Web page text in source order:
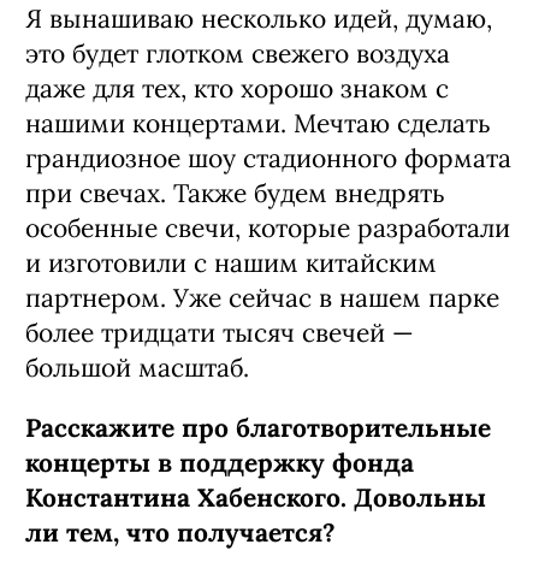
Я вынашиваю несколько идей, думаю,
это будет глотком свежего воздуха
даже для тех, кто хорошо знаком с
нашими концертами. Мечтаю сделать
грандиозное шоу стадионного формата
при свечах. Также будем внедрять
особенные свечи, которые разработали
и изготовили с нашим китайским
партнером. Уже сейчас в нашем парке
более тридцати тысяч свечей —
большой масштаб.
Расскажите про благотворительные
концерты в поддержку фонда
Константина Хабенского. Довольны
ли тем, что получается?